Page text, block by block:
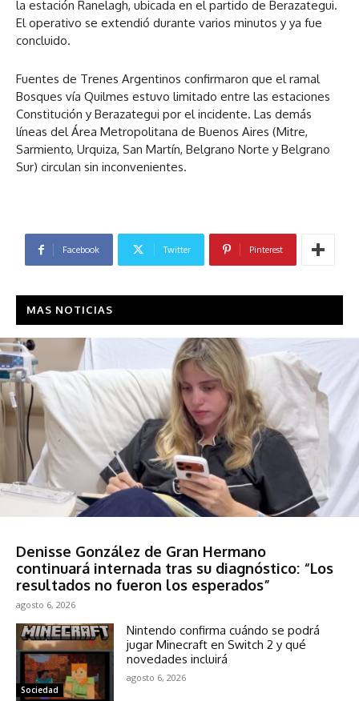
la estación Ranelagh, ubicada en el partido de Berazategui.
El operativo se extendió durante varios minutos y ya fue
concluido.
Fuentes de Trenes Argentinos confirmaron que el ramal
Bosques vía Quilmes estuvo limitado entre las estaciones
Constitución y Berazategui por el incidente. Las demás
líneas del Área Metropolitana de Buenos Aires (Mitre,
Sarmiento, Urquiza, San Martín, Belgrano Norte y Belgrano
Sur) circulan sin inconvenientes.
Facebook Twitter Pinterest
MAS NOTICIAS
Denisse González de Gran Hermano
continuará internada tras su diagnóstico: “Los
resultados no fueron los esperados”
agosto 6, 2026
Sociedad
Nintendo confirma cuándo se podrá
jugar Minecraft en Switch 2 y qué
novedades incluirá
agosto 6, 2026